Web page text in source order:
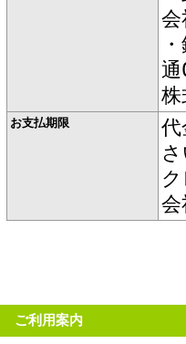
会
株
お支払期限
ご利用案内